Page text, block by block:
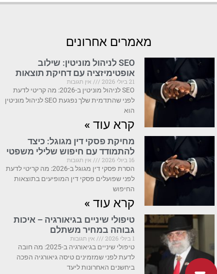
מאמרים אחרונים
SEO לניהול מוניטין: שילוב
אופטימיזציה עם דחיקת תוצאות
21 ביולי 2026
אין תגובות
SEO לניהול מוניטין ב-2026: מה קריטי לדעת
לפני שהתדמית שלך נפגעת SEO לניהול מוניטין
הוא
קרא עוד »
מחיקת פסקי דין מגוגל: כיצד
להתמודד עם חיפוש שלילי משפטי
16 ביולי 2026
אין תגובות
הסרת פסקי דין מגוגל ב-2026: מה קריטי לדעת
לפני שפועלים פסקי דין המופיעים בתוצאות
החיפוש
קרא עוד »
טיפולי שיניים בגיאורגיה – איכות
גבוהה במחיר משתלם
1 ביולי 2026
אין תגובות
טיפולי שיניים בגיאורגיה ב-2025: מה חובה
לדעת לפני שמזמינים טיסה גיאורגיה הפכה
ביחשנים האחרונות ליעד